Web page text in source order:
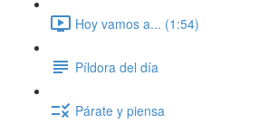
Hoy vamos a... (1:54)
Píldora del día
Párate y piensa